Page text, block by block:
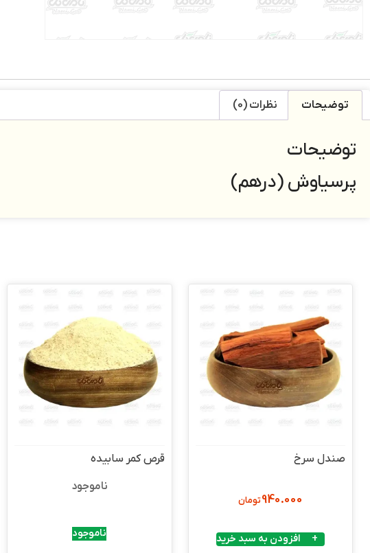
توضیحات نظرات (0)
توضیحات
پرسیاوش (درهم)
صندل سرخ
940.000تومان
افزودن به سبد خرید
قرص کمر سابیده
ناموجود
ناموجود